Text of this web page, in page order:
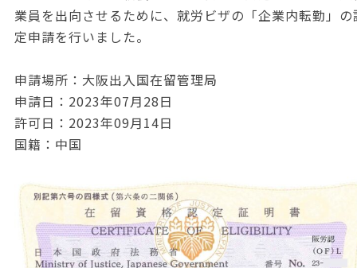
業員を出向させるために、就労ビザの「企業内転勤」の
定申請を行いました。
申請場所：大阪出入国在留管理局
申請日：2023年07月28日
許可日：2023年09月14日
国籍：中国